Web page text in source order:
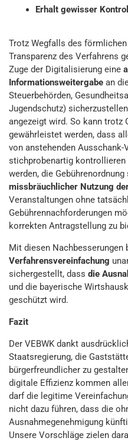
Erhalt gewisser
Trotz Wegfalls des
Transparenz des Verfahrens
Zuge der Digitalisierung eine
Informationsweitergabe an
Steuerbehörden,
Jugendschutz)
angezeigt wird. So kann trotz
gewährleistet werden, dass
von anstehenden Ausschank-
stichprobenartig kontrollieren
werden, die
missbräuchlicher Nutzung
Veranstaltungen ohne
Gebührennachforderungen
korrekten Antragstellung zu
Mit diesen Nachbesserungen
Verfahrensvereinfachung
sichergestellt, dass die
und die bayerische
geschützt wird.
Fazit
Der VEBWK dankt
Staatsregierung, die
bürgerfreundlicher zu
digitale Effizienz kommen
darf die legitime
nicht dazu führen, dass die
Ausnahmegenehmigung
Unsere Vorschläge zielen